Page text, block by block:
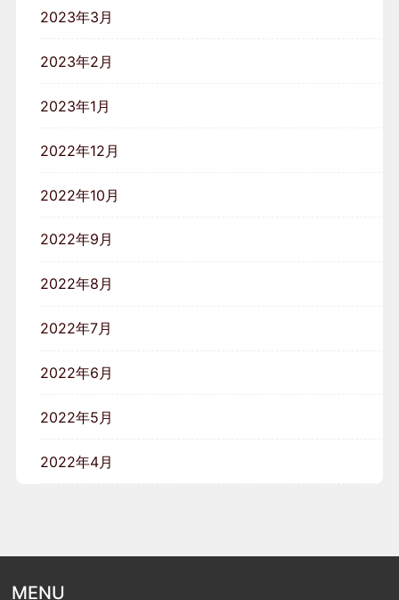
2023年3月
2023年2月
2023年1月
2022年12月
2022年10月
2022年9月
2022年8月
2022年7月
2022年6月
2022年5月
2022年4月
MENU